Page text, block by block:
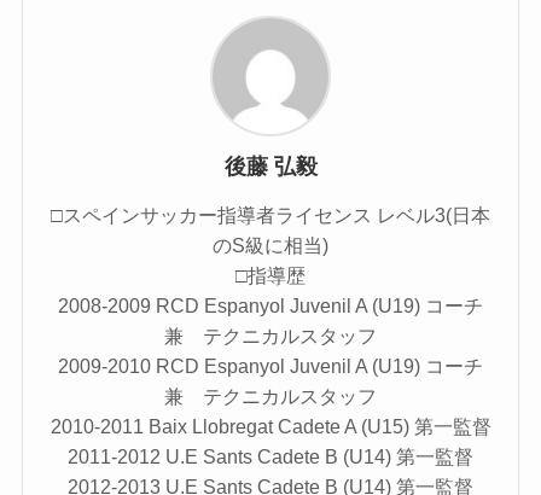
後藤 弘毅
□スペインサッカー指導者ライセンス レベル3(日本
のS級に相当)
□指導歴
2008-2009 RCD Espanyol Juvenil A (U19) コーチ
兼 テクニカルスタッフ
2009-2010 RCD Espanyol Juvenil A (U19) コーチ
兼 テクニカルスタッフ
2010-2011 Baix Llobregat Cadete A (U15) 第一監督
2011-2012 U.E Sants Cadete B (U14) 第一監督
2012-2013 U.E Sants Cadete B (U14) 第一監督